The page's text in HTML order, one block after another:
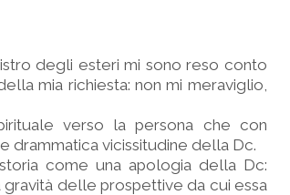
degli esteri mi sono reso conto
mia richiesta: non mi meraviglio,
verso la persona che con
drammatica vicissitudine della Dc.
come una apologia della Dc:
delle prospettive da cui essa